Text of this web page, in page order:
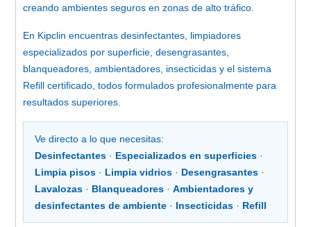
creando ambientes seguros en zonas de alto tráfico.
En Kipclin encuentras desinfectantes, limpiadores
especializados por superficie, desengrasantes,
blanqueadores, ambientadores, insecticidas y el sistema
Refill certificado, todos formulados profesionalmente para
resultados superiores.
Ve directo a lo que necesitas:
Desinfectantes · Especializados en superficies ·
Limpia pisos · Limpia vidrios · Desengrasantes ·
Lavalozas · Blanqueadores · Ambientadores y
desinfectantes de ambiente · Insecticidas · Refill